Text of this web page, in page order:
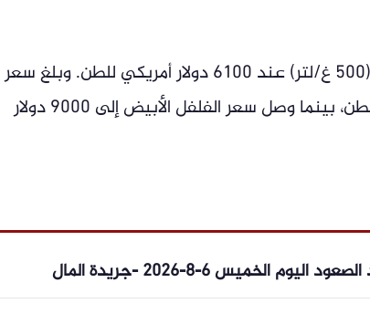
حافظت فيتنام على سعر تصدير الفلفل الأسود (500 غ/لتر) عند 6100 دولار أمريكي للطن. وبلغ سعر
الفلفل الأسود (550 غ/لتر) 6200 دولار أمريكي للطن، بينما وصل سعر الفلفل الأبيض إلى 9000 دولار
الخميس 6-8-2026 -جريدة المال